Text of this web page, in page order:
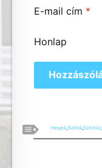
E-mail cím *
Honlap
Helyek ,Siófok ,Színház